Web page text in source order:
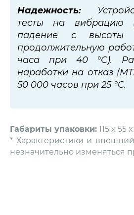
Надежность:
тесты на вибрацию
падение с
продолжительную
часа при 40 °C).
наработки на отказ
50 000 часов при 25 °C.
Габариты упаковки: 115 x 55
* Характеристики и
незначительно изменяться